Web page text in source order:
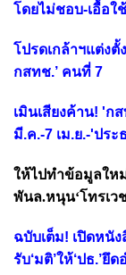
โดยไม่ชอบ-เอื้อใ
โปรดเกล้าฯแต่งตั้
กสทช.’ คนที่ 7
เมินเสียงค้าน! 'ก
มี.ค.-7 เม.ย.-'ประ
ให้ไปทำข้อมูลใหม่
พันล.หนุน‘โทรเว
ฉบับเต็ม! เปิดหนั
รับ‘มติ’ให้‘ปธ.’ยึ